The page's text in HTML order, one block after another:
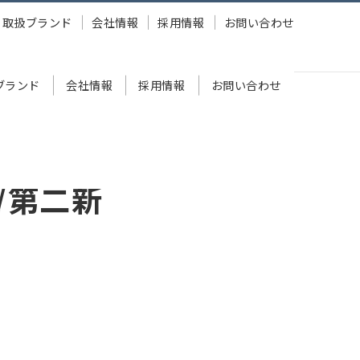
ランド 会社情報 採用情報 お問い合わせ
取扱ブランド 会社情報 採用情報 お問い合わせ
二新